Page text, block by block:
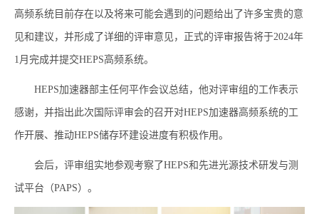
高频系统目前存在以及将来可能会遇到的问题给出了许多宝贵的意
见和建议，并形成了详细的评审意见，正式的评审报告将于2024年
1月完成并提交HEPS高频系统。
HEPS加速器部主任何平作会议总结，他对评审组的工作表示
感谢，并指出此次国际评审会的召开对HEPS加速器高频系统的工
作开展、推动HEPS储存环建设进度有积极作用。
会后，评审组实地参观考察了HEPS和先进光源技术研发与测
试平台（PAPS）。